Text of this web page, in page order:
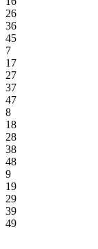
26
36
45
7
17
27
37
47
8
18
28
38
48
9
19
29
39
49